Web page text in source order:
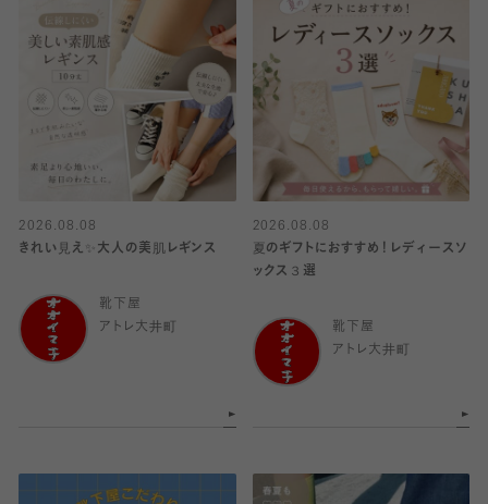
2026.08.08
きれい見え✨大人の美肌レギンス
靴下屋
アトレ大井町
2026.08.08
夏のギフトにおすすめ！レディースソ
ックス３選
靴下屋
アトレ大井町